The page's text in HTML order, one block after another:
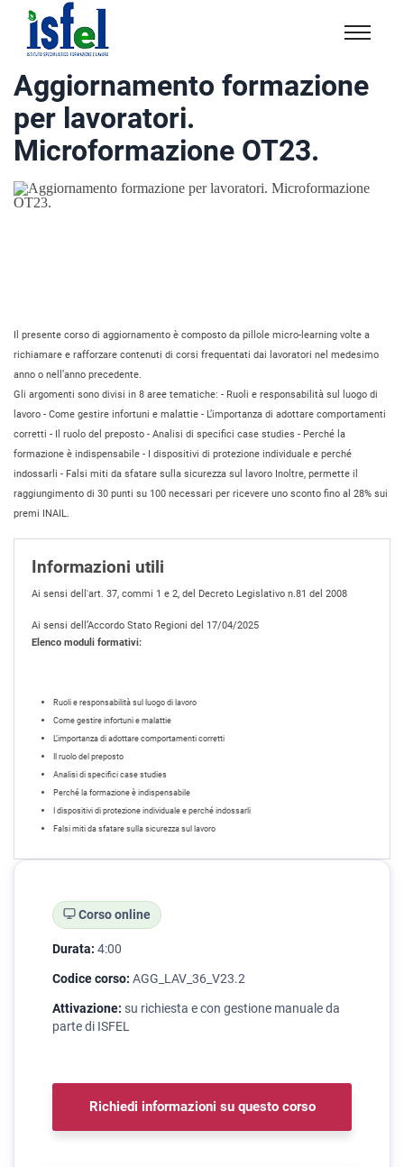
Isfel
Istituto
specialistico
formazione
e
lavoro
Aggiornamento formazione
per lavoratori.
Microformazione OT23.
Il presente corso di aggiornamento è composto da pillole micro-learning volte a
richiamare e rafforzare contenuti di corsi frequentati dai lavoratori nel medesimo
anno o nell’anno precedente.
Gli argomenti sono divisi in 8 aree tematiche: - Ruoli e responsabilità sul luogo di
lavoro - Come gestire infortuni e malattie - L’importanza di adottare comportamenti
corretti - Il ruolo del preposto - Analisi di specifici case studies - Perché la
formazione è indispensabile - I dispositivi di protezione individuale e perché
indossarli - Falsi miti da sfatare sulla sicurezza sul lavoro Inoltre, permette il
raggiungimento di 30 punti su 100 necessari per ricevere uno sconto fino al 28% sui
premi INAIL.
Informazioni utili
Ai sensi dell'art. 37, commi 1 e 2, del Decreto Legislativo n.81 del 2008
Ai sensi dell’Accordo Stato Regioni del 17/04/2025
Elenco moduli formativi:
Ruoli e responsabilità sul luogo di lavoro
Come gestire infortuni e malattie
L’importanza di adottare comportamenti corretti
Il ruolo del preposto
Analisi di specifici case studies
Perché la formazione è indispensabile
I dispositivi di protezione individuale e perché indossarli
Falsi miti da sfatare sulla sicurezza sul lavoro
Corso online
Durata: 4:00
Codice corso: AGG_LAV_36_V23.2
Attivazione: su richiesta e con gestione manuale da
parte di ISFEL
Richiedi informazioni su questo corso